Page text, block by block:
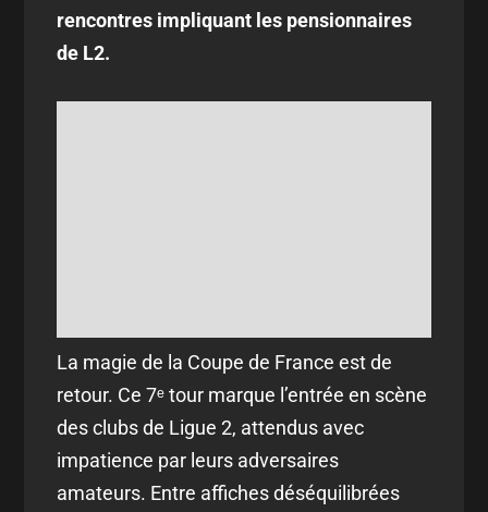
rencontres impliquant les pensionnaires
de L2.
La magie de la Coupe de France est de
retour. Ce 7ᵉ tour marque l’entrée en scène
des clubs de Ligue 2, attendus avec
impatience par leurs adversaires
amateurs. Entre affiches déséquilibrées